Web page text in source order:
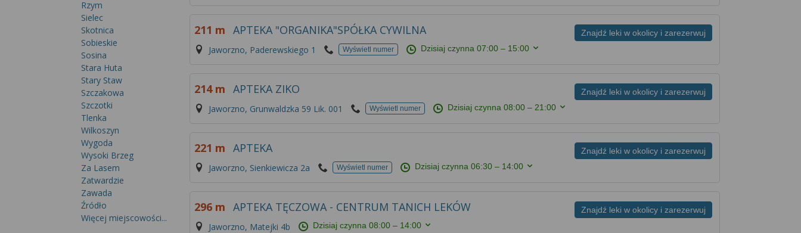
Rzym
Sielec
Skotnica
Sobieskie
Sosina
Stara Huta
Stary Staw
Szczakowa
Szczotki
Tlenka
Wilkoszyn
Wygoda
Wysoki Brzeg
Za Lasem
Zatwardzie
Zawada
Źródło
Więcej miejscowości...
Znajdź leki w okolicy i zarezerwuj
211 m APTEKA "ORGANIKA"SPÓŁKA CYWILNA
Jaworzno, Paderewskiego 1 Wyświetl numer Dzisiaj czynna07:00 – 15:00
Znajdź leki w okolicy i zarezerwuj
214 m APTEKA ZIKO
Jaworzno, Grunwaldzka 59 Lik. 001 Wyświetl numer Dzisiaj czynna08:00 – 21:00
Znajdź leki w okolicy i zarezerwuj
221 m APTEKA
Jaworzno, Sienkiewicza 2a Wyświetl numer Dzisiaj czynna06:30 – 14:00
Znajdź leki w okolicy i zarezerwuj
296 m APTEKA TĘCZOWA - CENTRUM TANICH LEKÓW
Jaworzno, Matejki 4b Dzisiaj czynna08:00 – 14:00